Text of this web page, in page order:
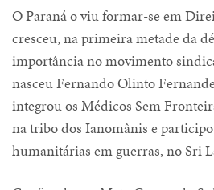
O Paraná o viu formar-se em
cresceu, na primeira metade da
importância no movimento
nasceu Fernando Olinto
integrou os Médicos Sem
na tribo dos Ianomânis e
humanitárias em guerras, no Sri